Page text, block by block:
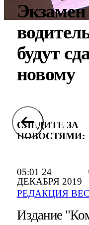
05:01 24
ДЕКАБРЯ 2019
РЕДАКЦИЯ
будут
новому
СЛЕДИТЕ ЗА
НОВОСТЯМИ:
Издание